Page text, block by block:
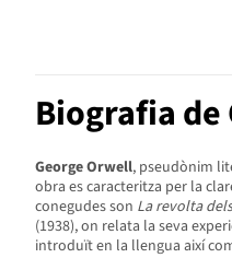
Biografia
George Orwell, pseudònim
obra es caracteritza per la
conegudes son La revolta
(1938), on relata la seva
introduït en la llengua així